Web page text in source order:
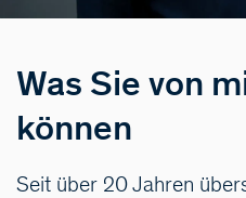
Was Sie von
können
Seit über 20 Jahren